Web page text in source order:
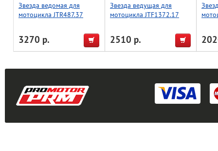
Звезда ведомая для
мотоцикла JTR487.37
3270 р.
Звезда ведущая для
мотоцикла JTF1372.17
2510 р.